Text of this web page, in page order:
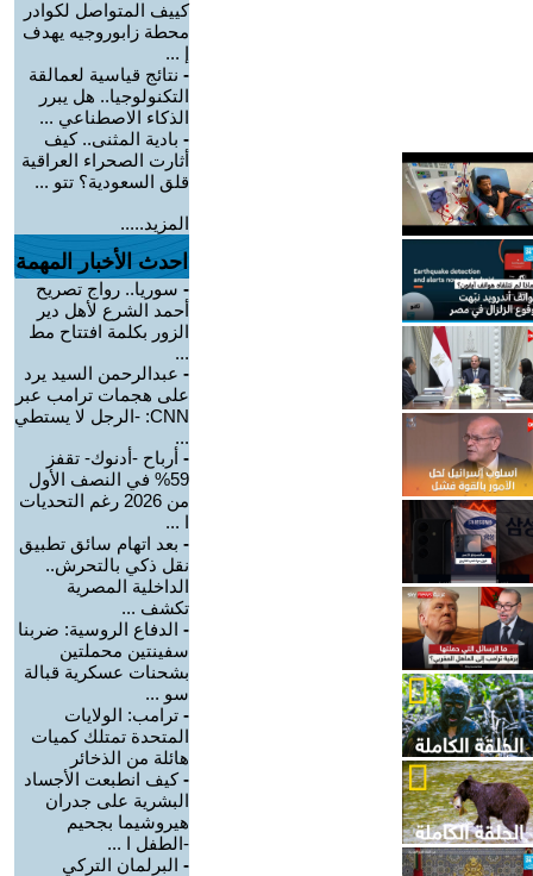
كييف المتواصل لكوادر
محطة زابوروجيه يهدف
إ ...
- نتائج قياسية لعمالقة
التكنولوجيا.. هل يبرر
الذكاء الاصطناعي ...
- بادية المثنى.. كيف
أثارت الصحراء العراقية
قلق السعودية؟ تتو ...
المزيد.....
احدث الأخبار المهمة
- سوريا.. رواج تصريح
أحمد الشرع لأهل دير
الزور بكلمة افتتاح مط
...
- عبدالرحمن السيد يرد
على هجمات ترامب عبر
CNN: -الرجل لا يستطي
...
- أرباح -أدنوك- تقفز
59% في النصف الأول
من 2026 رغم التحديات
ا ...
- بعد اتهام سائق تطبيق
نقل ذكي بالتحرش..
الداخلية المصرية
تكشف ...
- الدفاع الروسية: ضربنا
سفينتين محملتين
بشحنات عسكرية قبالة
سو ...
- ترامب: الولايات
المتحدة تمتلك كميات
هائلة من الذخائر
-كيف انطبعت الأجساد
البشرية على جدران
هيروشيما بجحيم
-الطفل ا ...
- البرلمان التركي